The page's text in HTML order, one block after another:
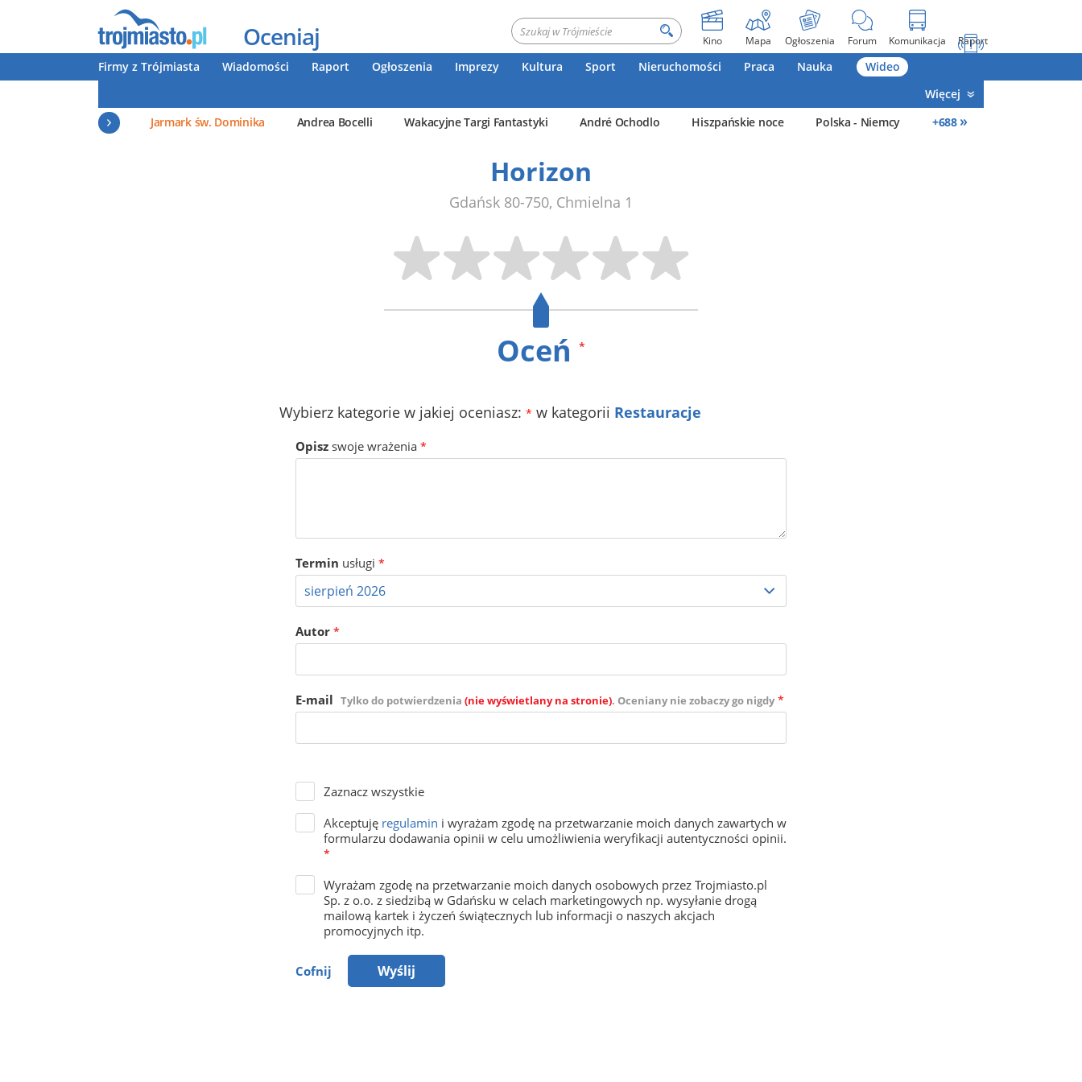
Oceniaj Kino Mapa Ogłoszenia Forum Komunikacja Raport
Firmy z Trójmiasta Wiadomości Raport Ogłoszenia Imprezy Kultura Sport Nieruchomości Praca Nauka
Wideo
Więcej
Jarmark św. Dominika
Andrea Bocelli Wakacyjne Targi Fantastyki André Ochodlo Hiszpańskie noce Polska - Niemcy +688 »
Horizon
Gdańsk 80-750, Chmielna 1
Oceń *
Wybierz kategorie w jakiej oceniasz: * w kategorii Restauracje
Opisz swoje wrażenia *
Termin usługi *
Autor *
E-mail Tylko do potwierdzenia (nie wyświetlany na stronie). Oceniany nie zobaczy go nigdy *
Zaznacz wszystkie
Akceptuję regulamin i wyrażam zgodę na przetwarzanie moich danych zawartych w
formularzu dodawania opinii w celu umożliwienia weryfikacji autentyczności opinii.
*
Wyrażam zgodę na przetwarzanie moich danych osobowych przez Trojmiasto.pl
Sp. z o.o. z siedzibą w Gdańsku w celach marketingowych np. wysyłanie drogą
mailową kartek i życzeń świątecznych lub informacji o naszych akcjach
promocyjnych itp.
Cofnij Wyślij